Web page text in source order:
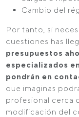
Cambio del
Por tanto, si
cuestiones has
presupuestos
especializados
pondrán en
que imaginas
profesional cerca
modificación del